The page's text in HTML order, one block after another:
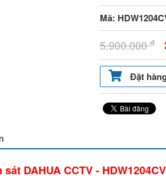
Mã:
5.900.000đ
Đặt hàng
DAHUA CCTV -